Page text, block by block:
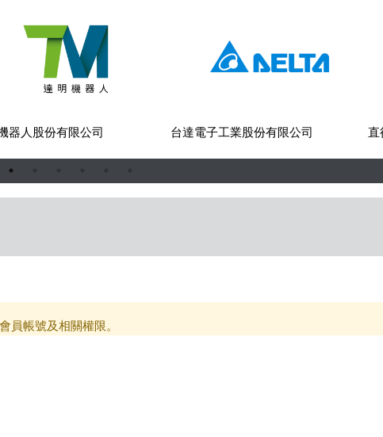
器人股份有限公司 台達電子工業股份有限公司 直
員帳號及相關權限。